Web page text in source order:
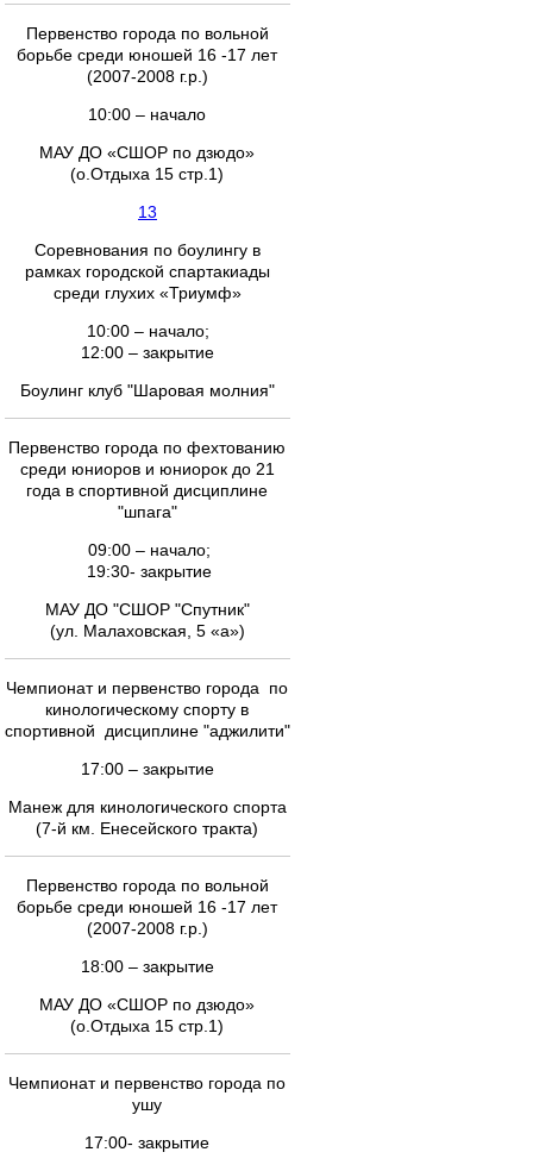
Первенство города по вольной
борьбе среди юношей 16 -17 лет
(2007-2008 г.р.)
10:00 – начало
МАУ ДО «СШОР по дзюдо»
(о.Отдыха 15 стр.1)
13
Соревнования по боулингу в
рамках городской спартакиады
среди глухих «Триумф»
10:00 – начало;
12:00 – закрытие
Боулинг клуб "Шаровая молния"
Первенство города по фехтованию
среди юниоров и юниорок до 21
года в спортивной дисциплине
"шпага"
09:00 – начало;
19:30- закрытие
МАУ ДО "СШОР "Спутник"
(ул. Малаховская, 5 «а»)
Чемпионат и первенство города по
кинологическому спорту в
спортивной дисциплине "аджилити"
17:00 – закрытие
Манеж для кинологического спорта
(7-й км. Енесейского тракта)
Первенство города по вольной
борьбе среди юношей 16 -17 лет
(2007-2008 г.р.)
18:00 – закрытие
МАУ ДО «СШОР по дзюдо»
(о.Отдыха 15 стр.1)
Чемпионат и первенство города по
ушу
17:00- закрытие